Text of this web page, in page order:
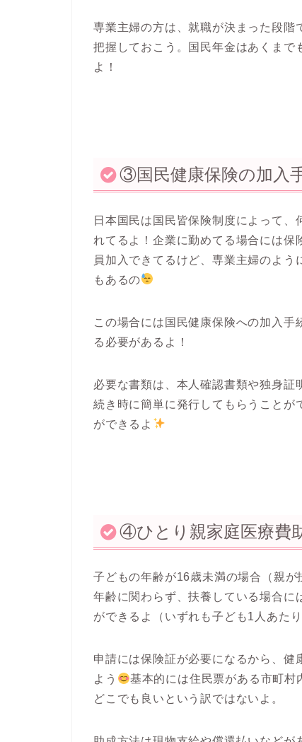
専業主婦の方は、就職が決まった段階
把握しておこう。国民年金はあくまで
よ！
③国民健康保険の加入
日本国民は国民皆保険制度によって、
れてるよ！ 企業に勤めてる場合には保
員加入できてるけど、専業主婦のよ
もあるの
この場合には国民健康保険への加入手
る必要があるよ！
必要な書類は、本人確認書類や独身
続き時に簡単に発行してもらうことが
ができるよ
④ひとり親家庭医療費
子どもの年齢が16歳未満の場合（親
年齢に関わらず、扶養している場合に
ができるよ（いずれも子ども1人あたり
申請には保険証が必要になるから、健
よう
基本的には住民票がある市町村
どこでも良いという訳ではないよ。